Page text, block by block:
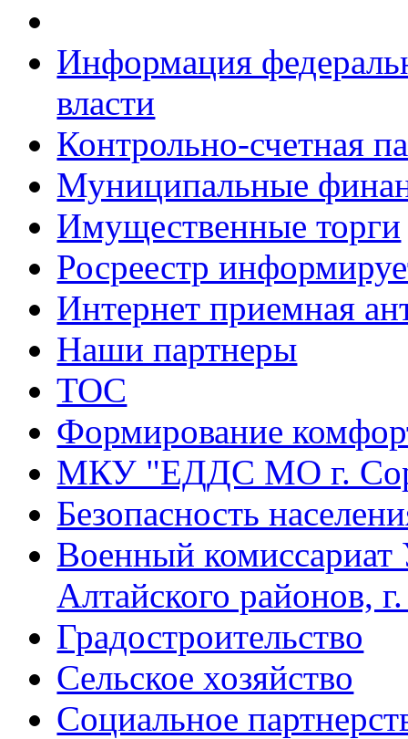
Информация
власти
Контрольно-счетная
Муниципальные
Имущественные торги
Росреестр
Интернет приемная
Наши партнеры
ТОС
Формирование
МКУ "ЕДДС МО г.
Безопасность
Военный комиссариат
Алтайского районов,
Градостроительство
Сельское хозяйство
Социальное